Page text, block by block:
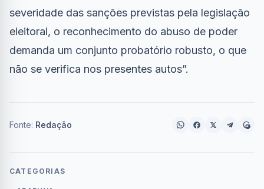
severidade das sanções previstas pela legislação
eleitoral, o reconhecimento do abuso de poder
demanda um conjunto probatório robusto, o que
não se verifica nos presentes autos”.
Fonte: Redação
CATEGORIAS